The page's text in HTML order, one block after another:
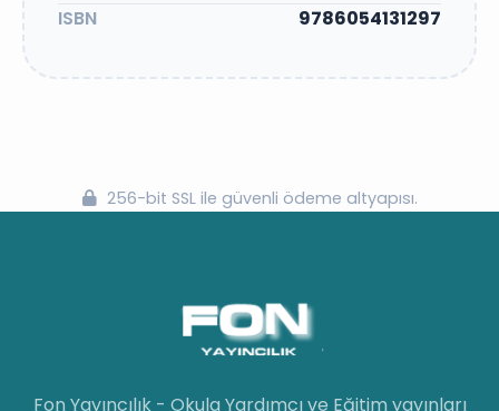
ISBN
9786054131297
256-bit SSL ile güvenli ödeme altyapısı.
Fon Yayıncılık - Okula Yardımcı ve Eğitim yayınları